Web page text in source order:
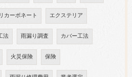
カーボネート エクステリア
法 雨漏り調査 カバー工法
火災保険 保険